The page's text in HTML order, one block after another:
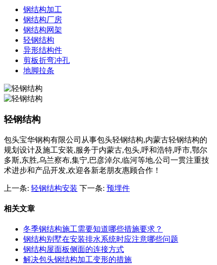
钢结构加工
钢结构厂房
钢结构网架
轻钢结构
异形结构件
剪板折弯冲孔
地脚拉条
轻钢结构
包头宝华钢构有限公司从事包头轻钢结构,内蒙古轻钢结构的
规划设计及施工安装,服务于内蒙古,包头,呼和浩特,呼市,鄂尔
多斯,东胜,乌兰察布,集宁,巴彦淖尔,临河等地,公司一贯注重技
术进步和产品开发,欢迎各新老朋友惠顾合作！
上一条: 轻钢结构安装 下一条: 预埋件
相关文章
冬季钢结构施工需要知道哪些措施要求？
钢结构别墅在安装排水系统时应注意哪些问题
钢结构屋面板侧面的连接方式
解决包头钢结构加工变形的措施